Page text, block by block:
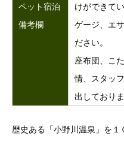
ペット宿泊
備考欄
けができて
ゲージ、エ
ださい。
座布団、こ
情、スタッ
出しており
歴史ある「小野川温泉」を